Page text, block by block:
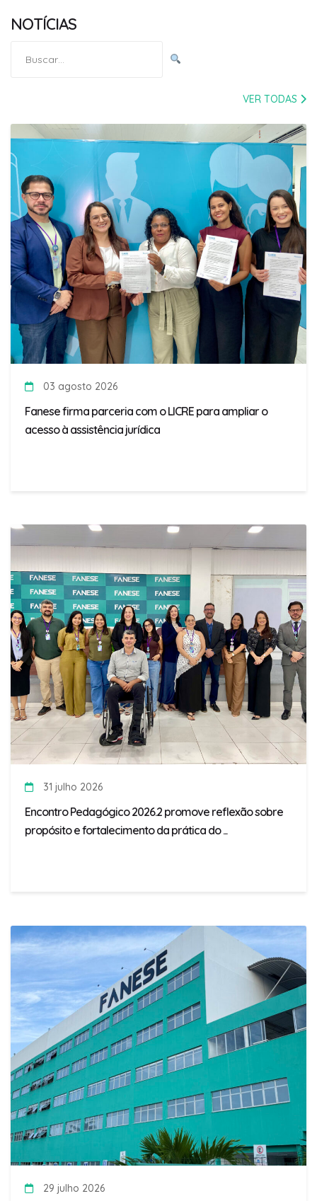
NOTÍCIAS
por:
VER TODAS
03 agosto 2026
Fanese firma parceria com o LICRE para ampliar o
acesso à assistência jurídica
31 julho 2026
Encontro Pedagógico 2026.2 promove reflexão sobre
propósito e fortalecimento da prática do ...
29 julho 2026